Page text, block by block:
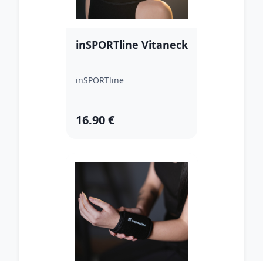
inSPORTline Vitaneck
inSPORTline
16.90 €